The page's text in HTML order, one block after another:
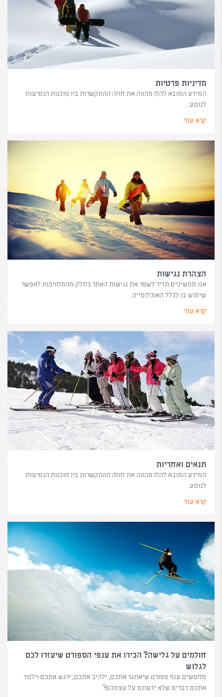
מדיניות פרטיות
המידע המובא להלן מהווה את חוזה ההתקשרות בין סוכנות הנסיעות
לנוסע.
קרא עוד
הצהרת נגישות
אנו ממשיכים תדיר לשפר את נגישות האתר כחלק מהמחויבות לאפשר
שימוש בו לכלל האוכלוסייה.
קרא עוד
תנאים ואחריות
המידע המובא להלן מהווה את חוזה ההתקשרות בין סוכנות הנסיעות
לנוסע.
קרא עוד
חולמים על גלישה? הכירו את ענפי הספורט שיעזרו לכם
לגלוש
מחפשים ענף ספורט שיאתגר אתכם, ילהיב אתכם, ירגש אתכם וילמד
אתכם דברים שלא ידעתם על עצמכם?